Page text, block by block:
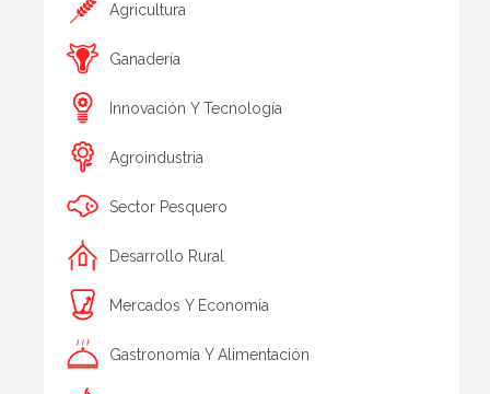
Agricultura
Ganadería
Innovación Y Tecnología
Agroindustria
Sector Pesquero
Desarrollo Rural
Mercados Y Economía
Gastronomía Y Alimentación